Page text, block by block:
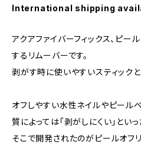
International shipping
アクアファイバーフィックス、ピー
するリムーバーです。
剥がす時に使いやすいスティック
オフしやすい水性ネイルやピール
質によっては「剥がしにくい」とい
そこで開発されたのがピールオフ